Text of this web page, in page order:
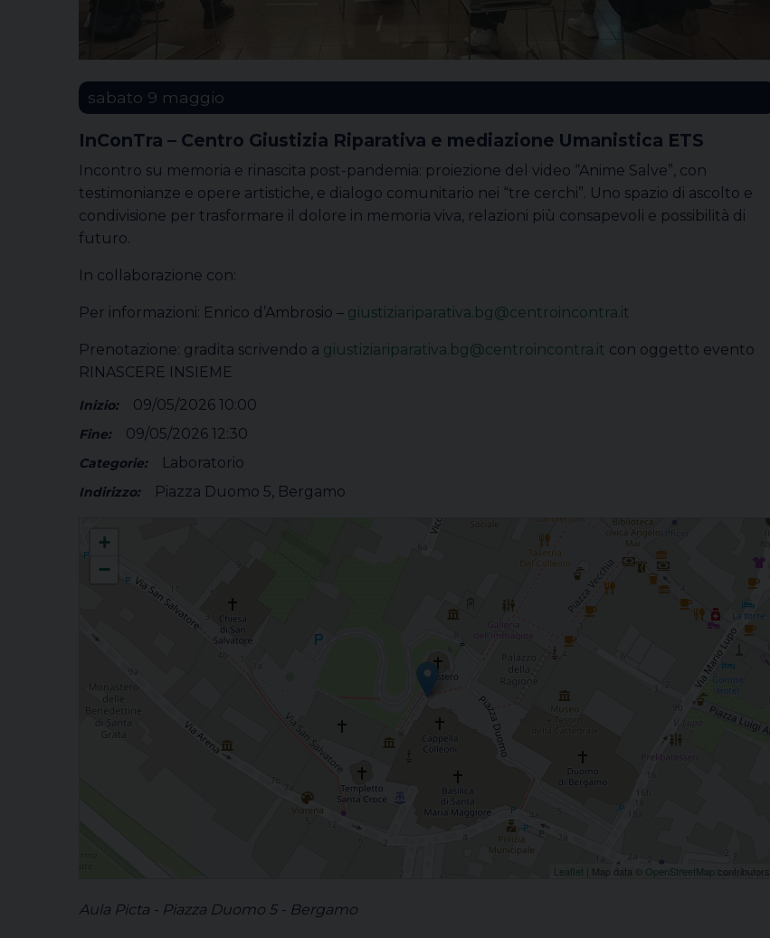
sabato 9 maggio
InConTra – Centro Giustizia Riparativa e mediazione Umanistica ETS
Incontro su memoria e rinascita post-pandemia: proiezione del video “Anime Salve”, con
testimonianze e opere artistiche, e dialogo comunitario nei “tre cerchi”. Uno spazio di ascolto e
condivisione per trasformare il dolore in memoria viva, relazioni più consapevoli e possibilità di
futuro.
In collaborazione con:
Per informazioni: Enrico d’Ambrosio – giustiziariparativa.bg@centroincontra.it
Prenotazione: gradita scrivendo a giustiziariparativa.bg@centroincontra.it con oggetto evento
RINASCERE INSIEME
Inizio: 09/05/2026 10:00
Fine: 09/05/2026 12:30
Categorie: Laboratorio
Indirizzo: Piazza Duomo 5, Bergamo
+
−
Leaflet | Map data © OpenStreetMap contributors
Aula Picta - Piazza Duomo 5 - Bergamo